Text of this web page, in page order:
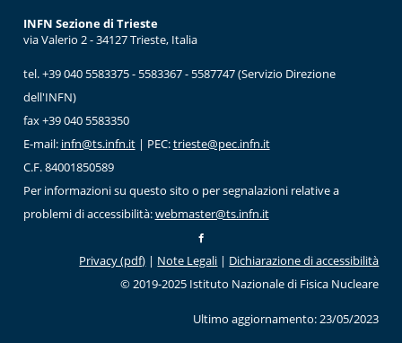
INFN Sezione di Trieste
via Valerio 2 - 34127 Trieste, Italia
tel. +39 040 5583375 - 5583367 - 5587747 (Servizio Direzione
dell'INFN)
fax +39 040 5583350
E-mail: infn@ts.infn.it| PEC:trieste@pec.infn.it
C.F. 84001850589
Per informazioni su questo sito o per segnalazioni relative a
problemi di accessibilità:webmaster@ts.infn.it
Privacy (pdf) | Note Legali | Dichiarazione di accessibilità
© 2019-2025 Istituto Nazionale di Fisica Nucleare
Ultimo aggiornamento: 23/05/2023